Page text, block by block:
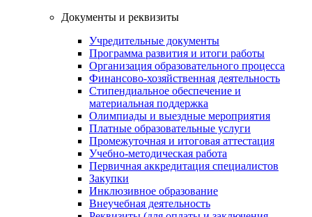
Документы и реквизиты
Учредительные документы
Программа развития и итоги работы
Организация образовательного процесса
Финансово-хозяйственная деятельность
Стипендиальное обеспечение и
материальная поддержка
Олимпиады и выездные мероприятия
Платные образовательные услуги
Промежуточная и итоговая аттестация
Учебно-методическая работа
Первичная аккредитация специалистов
Закупки
Инклюзивное образование
Внеучебная деятельность